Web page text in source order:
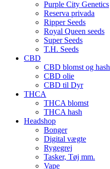
Purple City Genetics
Reserva privada
Ripper Seeds
Royal Queen seeds
Super Seeds
T.H. Seeds
CBD
CBD blomst og hash
CBD olie
CBD til Dyr
THCA
THCA blomst
THCA hash
Headshop
Bonger
Digital vægte
Rygegrej
Tasker, Tøj mm.
Vape